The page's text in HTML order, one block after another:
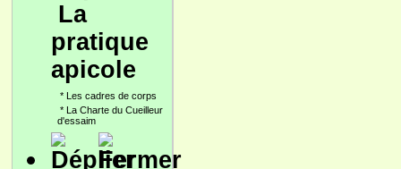
La
pratique
apicole
* Les cadres de corps
* La Charte du Cueilleur
d'essaim